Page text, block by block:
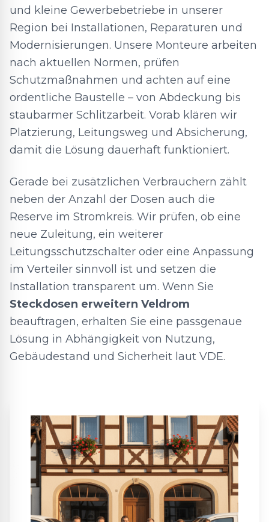
und kleine Gewerbebetriebe in unserer
Region bei Installationen, Reparaturen und
Modernisierungen. Unsere Monteure arbeiten
nach aktuellen Normen, prüfen
Schutzmaßnahmen und achten auf eine
ordentliche Baustelle – von Abdeckung bis
staubarmer Schlitzarbeit. Vorab klären wir
Platzierung, Leitungsweg und Absicherung,
damit die Lösung dauerhaft funktioniert.
Gerade bei zusätzlichen Verbrauchern zählt
neben der Anzahl der Dosen auch die
Reserve im Stromkreis. Wir prüfen, ob eine
neue Zuleitung, ein weiterer
Leitungsschutzschalter oder eine Anpassung
im Verteiler sinnvoll ist und setzen die
Installation transparent um. Wenn Sie
Steckdosen erweitern Veldrom
beauftragen, erhalten Sie eine passgenaue
Lösung in Abhängigkeit von Nutzung,
Gebäudestand und Sicherheit laut VDE.